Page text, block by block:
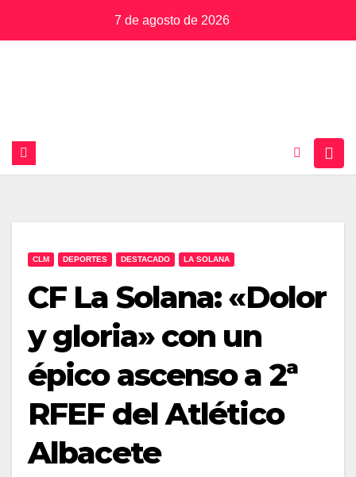
7 de agosto de 2026
CLM DEPORTES DESTACADO LA SOLANA
CF La Solana: «Dolor
y gloria» con un
épico ascenso a 2ª
RFEF del Atlético
Albacete